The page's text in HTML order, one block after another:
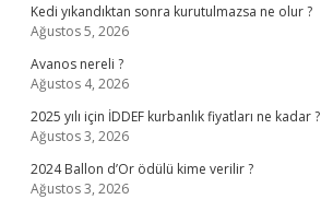
Kedi yıkandıktan sonra kurutulmazsa ne olur ?
Ağustos 5, 2026
Avanos nereli ?
Ağustos 4, 2026
2025 yılı için İDDEF kurbanlık fiyatları ne kadar ?
Ağustos 3, 2026
2024 Ballon d’Or ödülü kime verilir ?
Ağustos 3, 2026